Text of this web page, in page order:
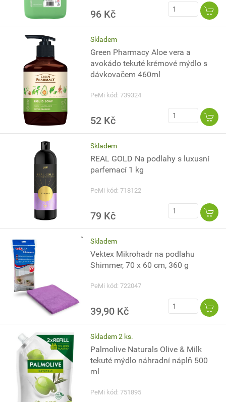
96 Kč
Skladem
Green Pharmacy Aloe vera a
avokádo tekuté krémové mýdlo s
dávkovačem 460ml
PeMi kód: 739324
52 Kč
Skladem
REAL GOLD Na podlahy s luxusní
parfemací 1 kg
PeMi kód: 718122
79 Kč
Skladem
Vektex Mikrohadr na podlahu
Shimmer, 70 x 60 cm, 360 g
PeMi kód: 722047
39,90 Kč
Skladem 2 ks.
Palmolive Naturals Olive & Milk
tekuté mýdlo náhradní náplň 500
ml
PeMi kód: 751895